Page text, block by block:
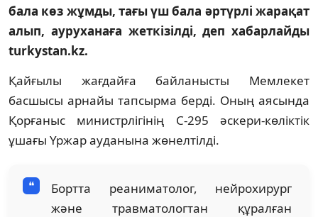
бала көз жұмды, тағы үш бала әртүрлі жарақат
алып, ауруханаға жеткізілді, деп хабарлайды
turkystan.kz.
Қайғылы жағдайға байланысты Мемлекет
басшысы арнайы тапсырма берді. Оның аясында
Қорғаныс министрлігінің С-295 әскери-көліктік
ұшағы Үржар ауданына жөнелтілді.
Бортта реаниматолог, нейрохирург
және травматологтан құралған